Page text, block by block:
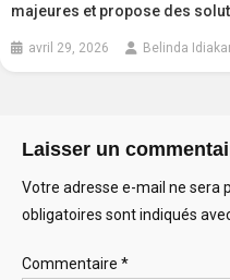
majeures et propose des
avril 29, 2026 Belinda
Laisser un
Votre adresse e-mail ne sera
obligatoires sont indiqués
Commentaire *